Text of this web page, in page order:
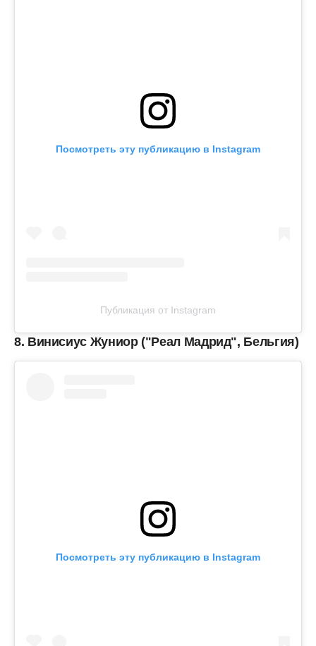
Посмотреть эту публикацию в Instagram
Публикация от Instagram
8. Винисиус Жуниор ("Реал Мадрид", Бельгия)
Посмотреть эту публикацию в Instagram